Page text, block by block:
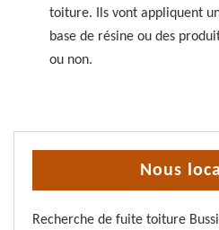
toiture. Ils vont appliquent
base de résine ou des
ou non.
Nous
Recherche de fuite toiture